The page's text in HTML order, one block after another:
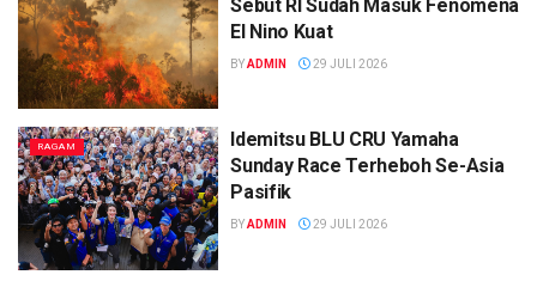
Sebut RI Sudah Masuk Fenomena
El Nino Kuat
BYADMIN 29 JULI 2026
RAGAM
Idemitsu BLU CRU Yamaha
Sunday Race Terheboh Se-Asia
Pasifik
BYADMIN 29 JULI 2026